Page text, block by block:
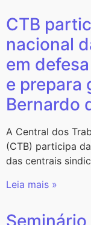
CTB
nacional
em
e prepara
Bernardo
A Central dos
(CTB) participa
das centrais
Leia mais »